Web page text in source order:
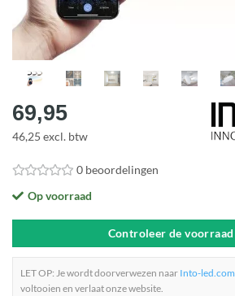
69,95
46,25 excl. btw
0 beoordelingen
Op voorraad
Controleer de voorraad
LET OP: Je wordt doorverwezen naar Into-led.com
voltooien en verlaat onze website.